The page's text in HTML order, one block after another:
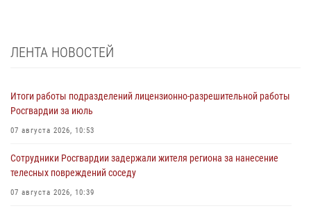
ЛЕНТА НОВОСТЕЙ
Итоги работы подразделений лицензионно-разрешительной работы
Росгвардии за июль
07 августа 2026, 10:53
Сотрудники Росгвардии задержали жителя региона за нанесение
телесных повреждений соседу
07 августа 2026, 10:39